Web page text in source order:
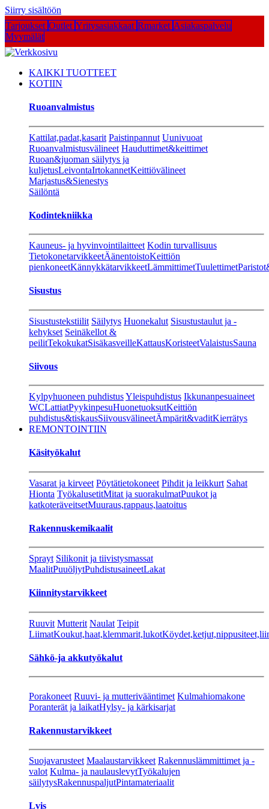
Siirry sisältöön
Tarjoukset Outlet Yritysasiakkaat Rmarket Asiakaspalvelu
Myymälät
KAIKKI TUOTTEET
KOTIIN
Ruoanvalmistus
Kattilat,padat,kasarit Paistinpannut Uunivuoat
Ruoanvalmistusvälineet Hauduttimet&keittimet
Ruoan&juoman säilytys ja
kuljetusLeivontaIrtokannetKeittiövälineet
Marjastus&Sienestys
Säilöntä
Kodintekniikka
Kauneus- ja hyvinvointilaitteet Kodin turvallisuus
TietokonetarvikkeetÄänentoistoKeittiön
pienkoneetKännykkätarvikkeetLämmittimetTuulettimet
Sisustus
Sisustustekstiilit Säilytys Huonekalut Sisustustaulut ja -
kehykset Seinäkellot &
peilitTekokukatSisäkasveilleKattausKoristeetValaistusSauna
Siivous
Kylpyhuoneen puhdistusYleispuhdistus Ikkunanpesuaineet
WCLattiatPyykinpesuHuonetuoksutKeittiön
puhdistus&tiskausSiivousvälineetÄmpärit&vaditKierrätys
REMONTOINTIIN
Käsityökalut
Vasarat ja kirveet Pöytätietokoneet Pihdit ja leikkurt Sahat
Hionta TyökalusetitMitat ja suorakulmatPuukot ja
katkoteräveitsetMuuraus,rappaus,laatoitus
Rakennuskemikaalit
Sprayt Silikonit ja tiivistysmassat
MaalitPuuöljytPuhdistusaineetLakat
Kiinnitystarvikkeet
Ruuvit Mutterit Naulat Teipit
LiimatKoukut,haat,klemmarit,lukot
Sähkö-ja akkutyökalut
Porakoneet Ruuvi- ja mutterivääntimet Kulmahiomakone
Poranterät ja laikatHylsy- ja kärkisarjat
Rakennustarvikkeet
Suojavarusteet Maalaustarvikkeet Rakennuslämmittimet ja -
valot Kulma- ja naulauslevytTyökalujen
säilytysRakennuspaljutPintamateriaalit
Lvis